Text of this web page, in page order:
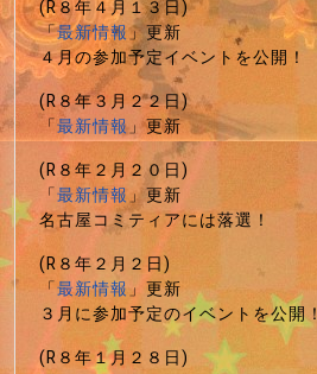
(R８年４月１３日)
「最新情報」更新
４月の参加予定イベントを公開！
(R８年３月２２日)
「最新情報」更新
(R８年２月２０日)
「最新情報」更新
名古屋コミティアには落選！
(R８年２月２日)
「最新情報」更新
３月に参加予定のイベントを公開！
(R８年１月２８日)